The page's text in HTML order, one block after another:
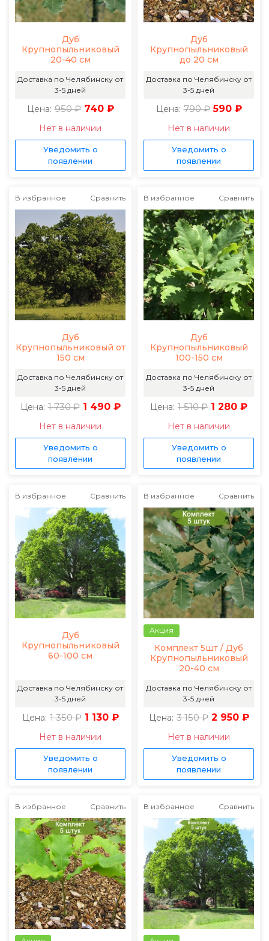
Дуб
Крупнопыльниковый
20-40 см
Доставка по Челябинску от
3-5 дней
Цена: 950 ₽ 740 ₽
Нет в наличии
Уведомить о
появлении
Дуб
Крупнопыльниковый
до 20 см
Доставка по Челябинску от
3-5 дней
Цена: 790 ₽ 590 ₽
Нет в наличии
Уведомить о
появлении
В избранное Сравнить
Дуб
Крупнопыльниковый от
150 см
Доставка по Челябинску от
3-5 дней
Цена: 1 730 ₽ 1 490 ₽
Нет в наличии
Уведомить о
появлении
В избранное Сравнить
Дуб
Крупнопыльниковый
100-150 см
Доставка по Челябинску от
3-5 дней
Цена: 1 510 ₽ 1 280 ₽
Нет в наличии
Уведомить о
появлении
В избранное Сравнить
Дуб
Крупнопыльниковый
60-100 см
Доставка по Челябинску от
3-5 дней
Цена: 1 350 ₽ 1 130 ₽
Нет в наличии
Уведомить о
появлении
В избранное Сравнить
Акция
Комплект 5шт / Дуб
Крупнопыльниковый
20-40 см
Доставка по Челябинску от
3-5 дней
Цена: 3 150 ₽ 2 950 ₽
Нет в наличии
Уведомить о
появлении
В избранное Сравнить В избранное Сравнить